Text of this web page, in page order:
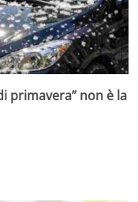
primavera” non è la